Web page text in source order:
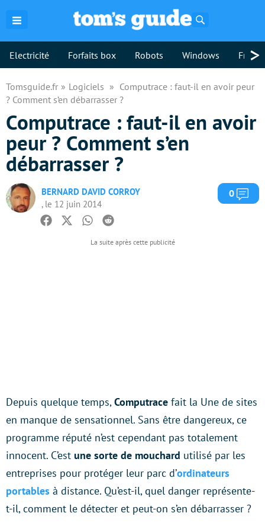
Electricité Forfaits box Robots Windows >
Tomsguide.fr Logiciels
Computrace : faut-il en avoir peur
? Comment s’en débarrasser ?
Computrace : faut-il en avoir
peur ? Comment s’en
débarrasser ?
BERNARD DAVID CORROY
, le 12 juin 2014
0
Facebook
TwitterWhatsapp
Reddit
Depuis quelque temps,Computrace fait la Une de sites
en manque de sensationnel. Sans être dangereux, ce
programme réputé n’est cependant pas totalement
innocent. C’est une sorte de mouchard utilisé par les
entreprises pour protéger leur parc d’ordinateurs
portables à distance. Qu’est-il, quel danger représente-
t-il, comment le détecter et peut-on s’en débarrasser ?